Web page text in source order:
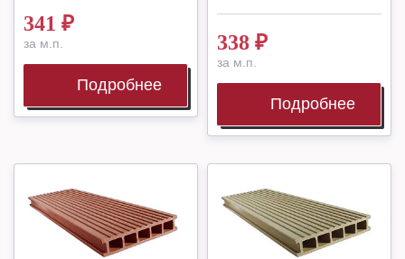
341 ₽
за м.п.
Подробнее
338 ₽
за м.п.
Подробнее